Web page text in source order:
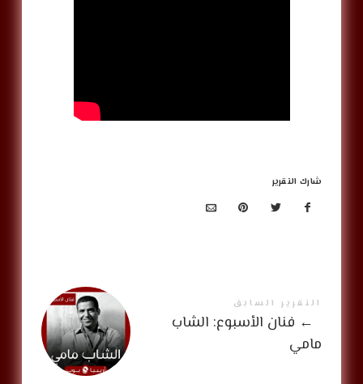
شارك التقرير
التقرير السابق
← فنان الأسبوع: الشاب
مامي